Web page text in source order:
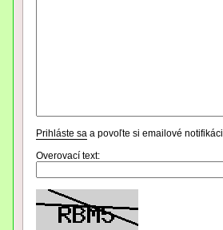
Prihláste sa a povoľte si emailové
Overovací text: